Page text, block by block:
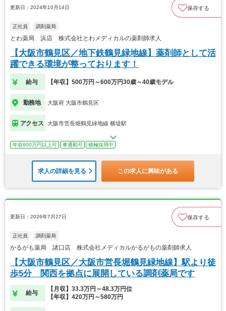
更新日：2024年10月14日 保存する
正社員 調剤薬局
とわ薬局 浜店 株式会社とわメディカルの薬剤師求人
【大阪市鶴見区／地下鉄鶴見緑地線】薬剤師として活
躍できる環境が整っております！
給与 【年収】500万円～600万円30歳～40歳モデル
勤務地 大阪府 大阪市鶴見区
アクセス 大阪市営長堀鶴見緑地線 横堤駅
年収600万円以上可 車通勤可 積極採用中
求人の詳細を見る この求人に興味がある
更新日：2026年7月27日 保存する
正社員 調剤薬局
かるがも薬局 諸口店 株式会社メディカルかるがもの薬剤師求人
【大阪市鶴見区／大阪市営長堀鶴見緑地線】駅より徒
歩5分 関西を拠点に展開している調剤薬局です
給与
【月収】33.3万円～48.3万円位
【年収】420万円～580万円